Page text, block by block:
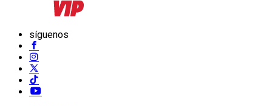
síguenos